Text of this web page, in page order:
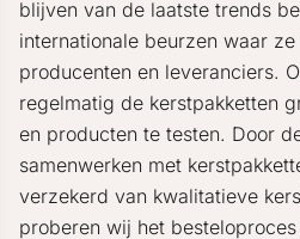
blijven van de laatste trends
internationale beurzen waar
producenten en leveranciers.
regelmatig de kerstpakketten
en producten te testen. Door
samenwerken met
verzekerd van kwalitatieve
proberen wij het